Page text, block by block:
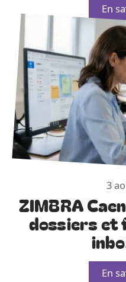
En
3
ZIMBRA
dossiers et
En